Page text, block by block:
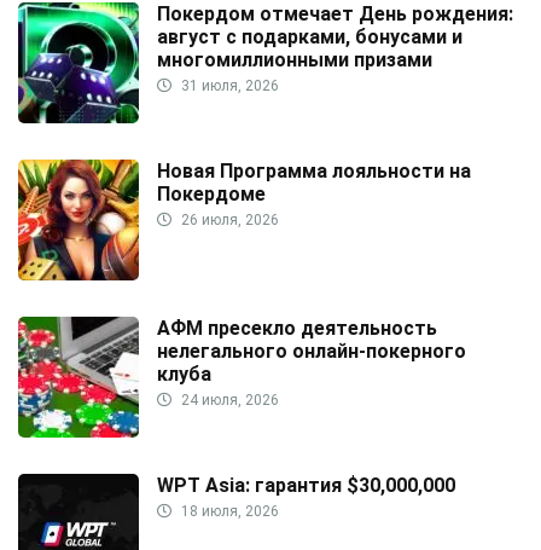
Покердом отмечает День рождения:
август с подарками, бонусами и
многомиллионными призами
31 июля, 2026
Новая Программа лояльности на
Покердоме
26 июля, 2026
АФМ пресекло деятельность
нелегального онлайн-покерного
клуба
24 июля, 2026
WPT Asia: гарантия $30,000,000
18 июля, 2026